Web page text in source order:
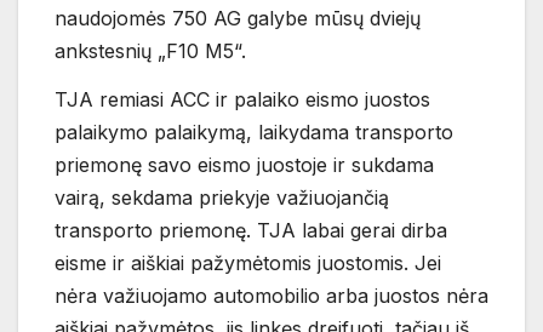
naudojomės 750 AG galybe mūsų dviejų
ankstesnių „F10 M5“.
TJA remiasi ACC ir palaiko eismo juostos
palaikymo palaikymą, laikydama transporto
priemonę savo eismo juostoje ir sukdama
vairą, sekdama priekyje važiuojančią
transporto priemonę. TJA labai gerai dirba
eisme ir aiškiai pažymėtomis juostomis. Jei
nėra važiuojamo automobilio arba juostos nėra